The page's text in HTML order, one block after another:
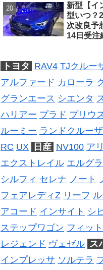
フルモデ
【ダイハ
新型【イ
型いつ？
次改良予
14日受注
予想【ス
トヨタ RAV4 TJクルー
アルファード カローラ
グランエース シエンタ
ハリアー プラド プリウ
ルーミー ランドクルー
RC UX 日産 NV100 ア
エクストレイル エルグ
シルフィ セレナ ノート
フェアレディZ リーフ
アコード インサイト シ
ステップワゴン フィット
レジェンド ヴェゼル ス
インプレッサ ソルテラ